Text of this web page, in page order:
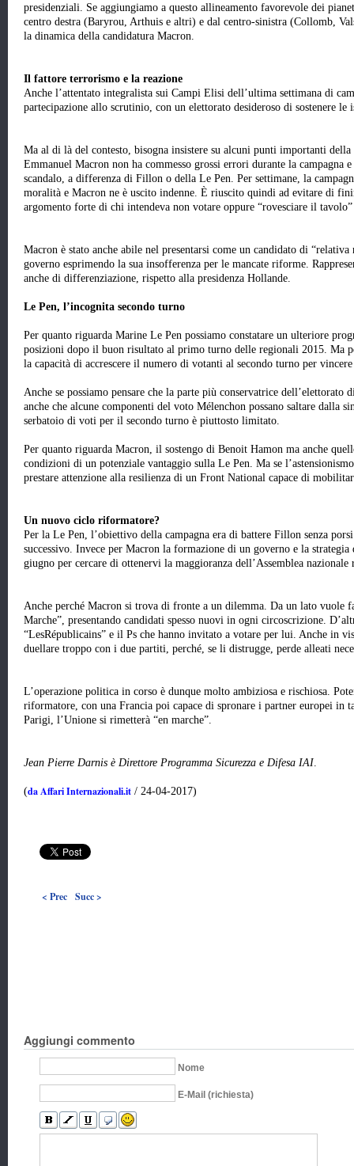
presidenziali. Se aggiungiamo a questo allineamento favorevole dei
centro destra (Baryrou, Arthuis e altri) e dal centro-sinistra (Collomb,
la dinamica della candidatura Macron.
Il fattore terrorismo e la reazione
Anche l’attentato integralista sui Campi Elisi dell’ultima settimana di
partecipazione allo scrutinio, con un elettorato desideroso di sostenere
Ma al di là del contesto, bisogna insistere su alcuni punti importanti
Emmanuel Macron non ha commesso grossi errori durante la campagna
scandalo, a differenza di Fillon o della Le Pen. Per settimane, la
moralità e Macron ne è uscito indenne. È riuscito quindi ad evitare di
argomento forte di chi intendeva non votare oppure “rovesciare il tavolo”
Macron è stato anche abile nel presentarsi come un candidato di
governo esprimendo la sua insofferenza per le mancate riforme.
anche di differenziazione, rispetto alla presidenza Hollande.
Le Pen, l’incognita secondo turno
Per quanto riguarda Marine Le Pen possiamo constatare un ulteriore
posizioni dopo il buon risultato al primo turno delle regionali 2015. Ma
la capacità di accrescere il numero di votanti al secondo turno per
Anche se possiamo pensare che la parte più conservatrice
anche che alcune componenti del voto Mélenchon possano saltare dalla
serbatoio di voti per il secondo turno è piuttosto limitato.
Per quanto riguarda Macron, il sostengo di Benoit Hamon ma anche
condizioni di un potenziale vantaggio sulla Le Pen. Ma se
prestare attenzione alla resilienza di un Front National capace di
Un nuovo ciclo riformatore?
Per la Le Pen, l’obiettivo della campagna era di battere Fillon senza
successivo. Invece per Macron la formazione di un governo e la
giugno per cercare di ottenervi la maggioranza dell’Assemblea nazionale
Anche perché Macron si trova di fronte a un dilemma. Da un lato vuole
Marche”, presentando candidati spesso nuovi in ogni circoscrizione.
“LesRépublicains” e il Ps che hanno invitato a votare per lui. Anche in
duellare troppo con i due partiti, perché, se li distrugge, perde alleati
L’operazione politica in corso è dunque molto ambiziosa e rischiosa.
riformatore, con una Francia poi capace di spronare i partner europei in
Parigi, l’Unione si rimetterà “en marche”.
Jean Pierre Darnis è Direttore Programma Sicurezza e Difesa IAI.
(da Affari Internazionali.it / 24-04-2017)
< Prec Succ >
Aggiungi commento
Nome
E-Mail (richiesta)